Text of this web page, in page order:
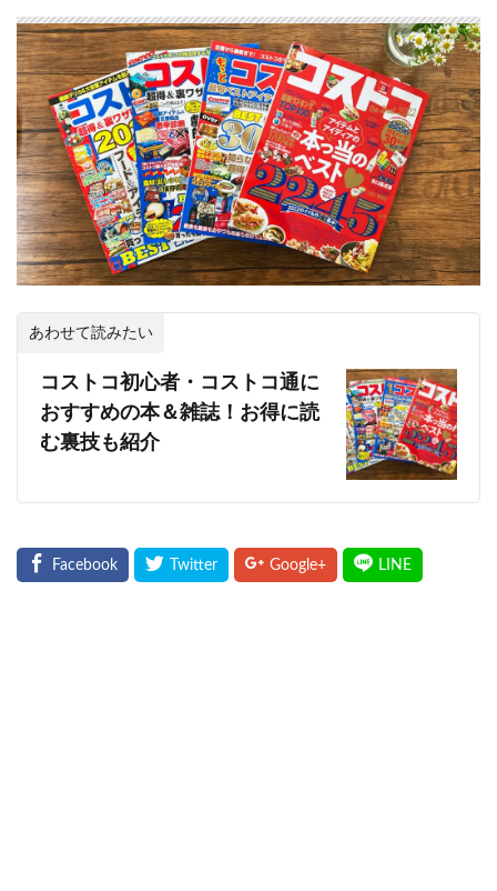
あわせて読みたい
コストコ初心者・コストコ通に
おすすめの本＆雑誌！お得に読
む裏技も紹介